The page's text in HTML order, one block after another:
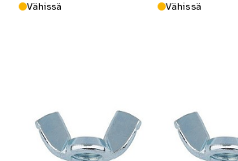
Vähissä Vähissä